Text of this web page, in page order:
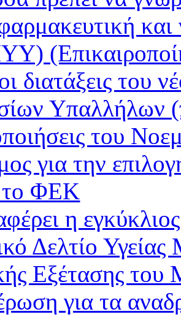
διατάξεις του
Υπαλλήλων
του
για την
το ΦΕΚ
η
Δελτίο
Εξέτασης
για τα